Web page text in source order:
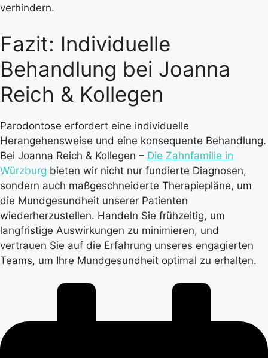
verhindern.
Fazit: Individuelle
Behandlung bei Joanna
Reich & Kollegen
Parodontose erfordert eine individuelle
Herangehensweise und eine konsequente Behandlung.
Bei Joanna Reich & Kollegen – Die Zahnfamilie in
Würzburg bieten wir nicht nur fundierte Diagnosen,
sondern auch maßgeschneiderte Therapiepläne, um
die Mundgesundheit unserer Patienten
wiederherzustellen. Handeln Sie frühzeitig, um
langfristige Auswirkungen zu minimieren, und
vertrauen Sie auf die Erfahrung unseres engagierten
Teams, um Ihre Mundgesundheit optimal zu erhalten.